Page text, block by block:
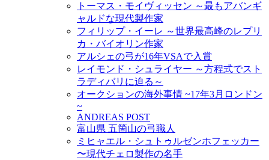
トーマス・モイヴィッセン ～最もアバンギ
ャルドな現代製作家
フィリップ・イーレ ～世界最高峰のレプリ
カ・バイオリン作家
アルシェの弓が16年VSAで入賞
レイモンド・シュライヤー ～方程式でスト
ラディバリに迫る～
オークションの海外事情 ~17年3月ロンドン
~
ANDREAS POST
富山県 五箇山の弓職人
ミヒャエル・シュトゥルゼンホフェッカー
〜現代チェロ製作の名手